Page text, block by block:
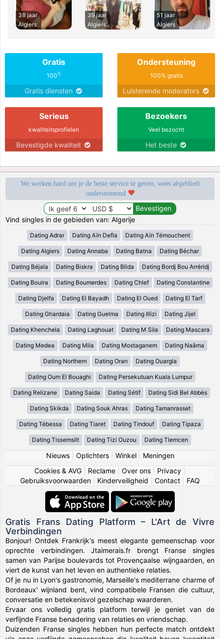
38 jaar
Algiers
39 jaar
Algiers
51 jaar
Algiers
Gratis
100%
Gratis diensten
Ondersteuning
100% gratis
Luisterende moderators
Serieus
kwaliteitsprofielen
Bevestigde kwaliteit
Bezoekers
Veel bezocht
Het beste
We werken hard om je de beste service te geven, wees alsjeblieft
ondersteunend
Vind singles in de gebieden van: Algerije
Dating Adrar Dating Aïn Defla Dating Aïn Témouchent
Dating Algiers Dating Annaba Dating Batna Dating Béchar
Dating Béjaïa Dating Biskra Dating Blida Dating Bordj Bou Arréridj
Dating Bouira Dating Boumerdes Dating Chlef Dating Constantine
Dating Djelfa Dating El Bayadh Dating El Oued Dating El Tarf
Dating Ghardaia Dating Guelma Dating Illizi Dating Jijel
Dating Khenchela Dating Laghouat Dating M Sila Dating Mascara
Dating Medea Dating Mila Dating Mostaganem Dating Naâma
Dating Northern Dating Oran Dating Ouargla
Dating Oum El Bouaghi Dating Persekutuan Kuala Lumpur
Dating Relizane Dating Saida Dating Sétif Dating Sidi Bel Abbès
Dating Skikda Dating Souk Ahras Dating Tamanrasset
Dating Tébessa Dating Tiaret Dating Tindouf Dating Tipaza
Dating Tissemsilt Dating Tizi Ouzou Dating Tlemcen
Nieuws| Oplichters| Winkel| Meningen
Cookies & AVG
Reclame Over ons Privacy
Gebruiksvoorwaarden
Kinderveiligheid Contact FAQ
Gratis Frans Dating Platform – L'Art de Vivre
Verbindingen
Bonjour! Ontdek Frankrijk's meest elegante gemeenschap voor
oprechte verbindingen. Jtaimerais.fr brengt Franse singles
samen van Parijse boulevards tot Provençaalse wijngaarden, en
viert de kunst van het leven en authentieke relaties.
Of je nu in Lyon's gastronomie, Marseille's mediterrane charme of
Bordeaux' wijnland bent, vind compatibele Fransen die cultuur,
conversatie en betekenisvol gezelschap waarderen.
Ervaar ons volledig gratis platform terwijl je geniet van de
verfijnde Franse benadering van relaties en vriendschap.
Duizenden Franse singles hebben hun perfecte match ontdekt